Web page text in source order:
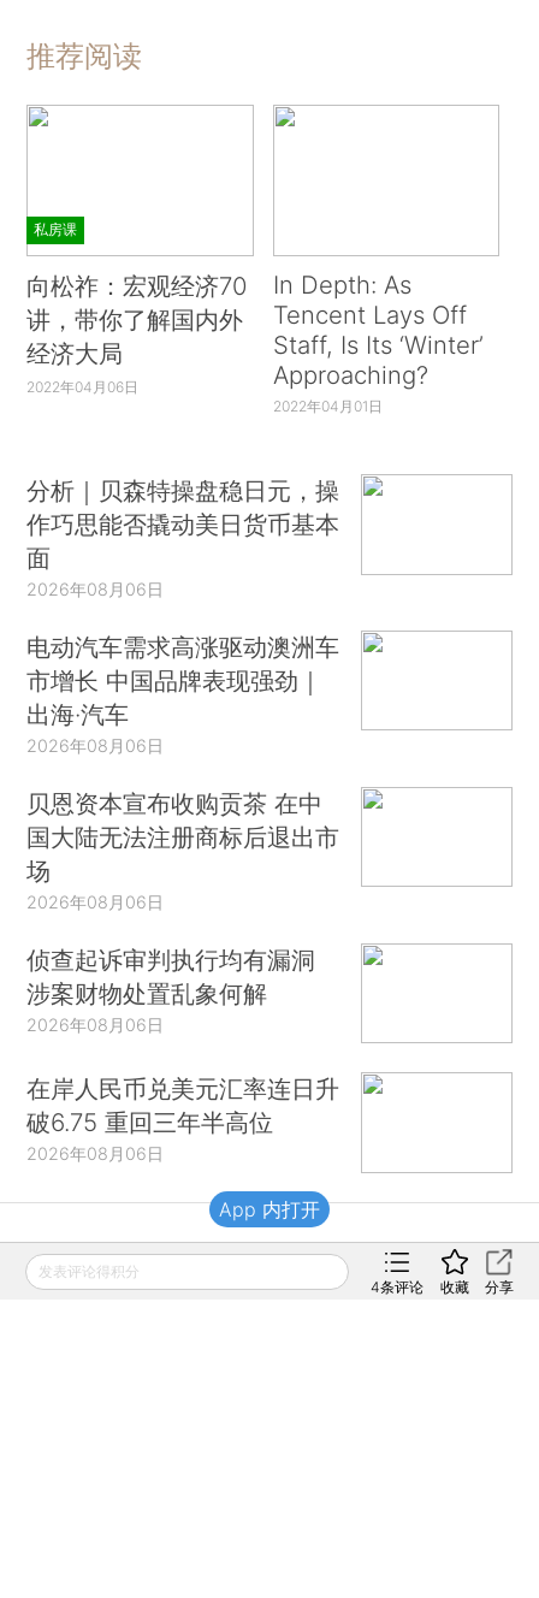
推荐阅读
私房课
向松祚：宏观经济70
讲，带你了解国内外
经济大局
2022年04月06日
In Depth: As
Tencent Lays Off
Staff, Is Its ‘Winter’
Approaching?
2022年04月01日
分析｜贝森特操盘稳日元，操
作巧思能否撬动美日货币基本
面
2026年08月06日
电动汽车需求高涨驱动澳洲车
市增长 中国品牌表现强劲｜
出海·汽车
2026年08月06日
贝恩资本宣布收购贡茶 在中
国大陆无法注册商标后退出市
场
2026年08月06日
侦查起诉审判执行均有漏洞
涉案财物处置乱象何解
2026年08月06日
在岸人民币兑美元汇率连日升
破6.75 重回三年半高位
2026年08月06日
财新移动
发表评论得积分
4条评论 收藏 分享
App 内打开